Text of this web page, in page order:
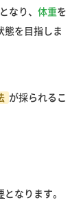
なり、 体重を
態を目指しま
が採られるこ
となります。